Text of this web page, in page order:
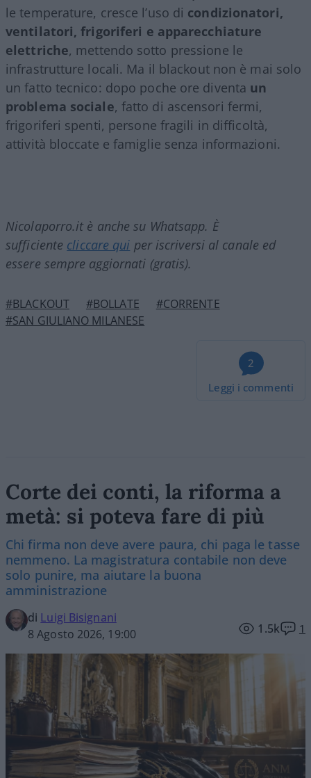
le temperature, cresce l’uso di condizionatori,
ventilatori, frigoriferi e apparecchiature
elettriche, mettendo sotto pressione le
infrastrutture locali. Ma il blackout non è mai solo
un fatto tecnico: dopo poche ore diventa un
problema sociale, fatto di ascensori fermi,
frigoriferi spenti, persone fragili in difficoltà,
attività bloccate e famiglie senza informazioni.
Nicolaporro.it è anche su Whatsapp. È
sufficiente cliccare qui per iscriversi al canale ed
essere sempre aggiornati (gratis).
#BLACKOUT #BOLLATE
#CORRENTE
#SAN GIULIANO MILANESE
2
Leggi i commenti
Corte dei conti, la riforma a
metà: si poteva fare di più
Chi firma non deve avere paura, chi paga le tasse
nemmeno. La magistratura contabile non deve
solo punire, ma aiutare la buona
amministrazione
di Luigi Bisignani
8 Agosto 2026, 19:00
1.5k 1